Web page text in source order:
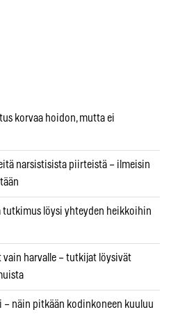
korvaa hoidon, mutta ei
narsistisista piirteistä – ilmeisin
tutkimus löysi yhteyden heikkoihin
harvalle – tutkijat löysivät
– näin pitkään kodinkoneen kuuluu